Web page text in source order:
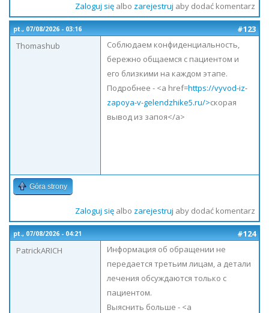
Zaloguj sięalbo zarejestruj aby dodać komentarz
pt., 07/08/2026 - 03:16
#123
Thomashub
Соблюдаем конфиденциальность,
бережно общаемся с пациентом и
его близкими на каждом этапе.
Подробнее - <a href=https://vyvod-iz-
zapoya-v-gelendzhike5.ru/>скорая
вывод из запоя</a>
Góra strony
Zaloguj sięalbo zarejestruj aby dodać komentarz
pt., 07/08/2026 - 04:21
#124
PatrickARICH
Информация об обращении не
передается третьим лицам, а детали
лечения обсуждаются только с
пациентом.
Выяснить больше - <a